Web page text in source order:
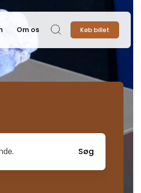
Om os Søg Køb billet
Søg